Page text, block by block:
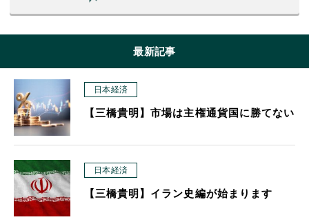
最新記事
日本経済
【三橋貴明】市場は主権通貨国に勝てない
日本経済
【三橋貴明】イラン史編が始まります